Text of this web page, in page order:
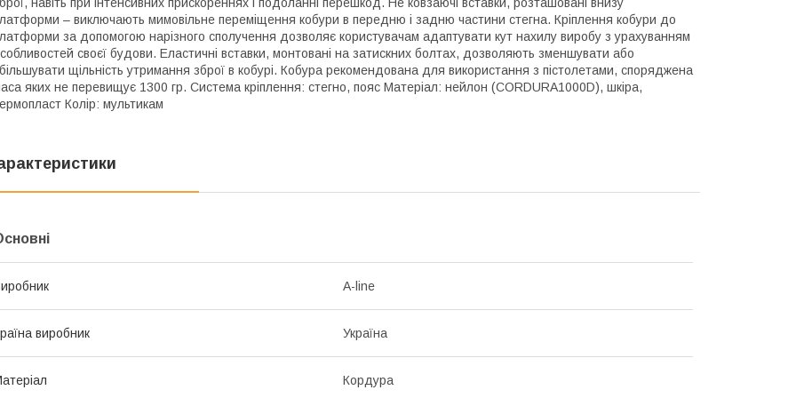
навіть при інтенсивних прискореннях і подоланні перешкод. Не ковзаючі вставки, розташовані внизу
– виключають мимовільне переміщення кобури в передню і задню частини стегна. Кріплення кобури до
за допомогою нарізного сполучення дозволяє користувачам адаптувати кут нахилу виробу з урахуванням
своєї будови. Еластичні вставки, монтовані на затискних болтах, дозволяють зменшувати або
щільність утримання зброї в кобурі. Кобура рекомендована для використання з пістолетами, споряджена
яких не перевищує 1300 гр. Система кріплення: стегно, пояс Матеріал: нейлон (CORDURA1000D), шкіра,
Колір: мультикам
A-line
виробник Україна
Кордура